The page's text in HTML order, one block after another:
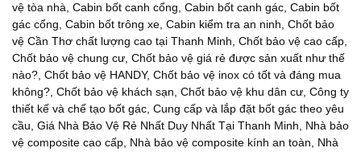
vệ tòa nhà Cabin bốt canh cổng Cabin bốt canh gác Cabin bốt
gác cổng Cabin bốt trông xe Cabin kiểm tra an ninh Chốt bảo
vệ Cần Thơ chất lượng cao tại Thanh Minh Chốt bảo vệ cao cấp
Chốt bảo vệ chung cư Chốt bảo vệ giá rẻ được sản xuất như thế
nào? Chốt bảo vệ HANDY, Chốt bảo vệ inox có tốt và đáng mua
không? Chốt bảo vệ khách sạn Chốt bảo vệ khu dân cư Công ty
thiết kế và chế tạo bốt gác Cung cấp và lắp đặt bốt gác theo yêu
cầu Giá Nhà Bảo Vệ Rẻ Nhất Duy Nhất Tại Thanh Minh
Nhà bảo
vệ composite cao cấp Nhà bảo vệ composite kính an toàn
Nhà